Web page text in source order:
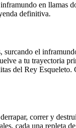
en llamas
definitiva.
surcando el
a tu trayectoria
del Rey
correr y
cada una repleta